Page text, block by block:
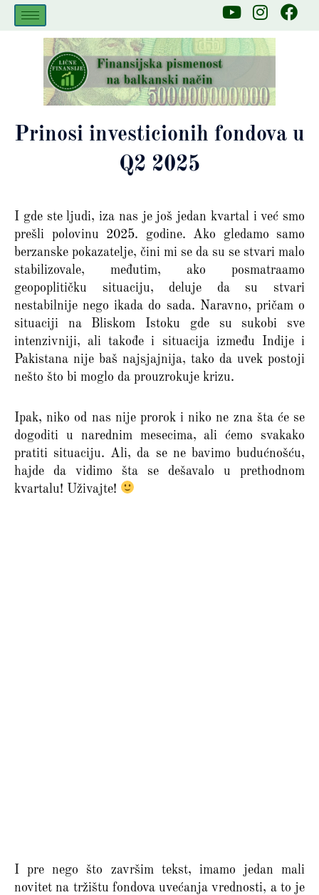
Skip
Y
u
b
I
s
g
a
F
k
Prinosi investicionih fondova u
Q2 2025
I gde ste ljudi, iza nas je još jedan kvartal i već smo
prešli polovinu 2025. godine. Ako gledamo samo
berzanske pokazatelje, čini mi se da su se stvari malo
stabilizovale, međutim, ako posmatraamo
geopoplitičku situaciju, deluje da su stvari
nestabilnije nego ikada do sada. Naravno, pričam o
situaciji na Bliskom Istoku gde su sukobi sve
intenzivniji, ali takođe i situacija između Indije i
Pakistana nije baš najsjajnija, tako da uvek postoji
nešto što bi moglo da prouzrokuje krizu.
Ipak, niko od nas nije prorok i niko ne zna šta će se
dogoditi u narednim mesecima, ali ćemo svakako
pratiti situaciju. Ali, da se ne bavimo budućnošću,
hajde da vidimo šta se dešavalo u prethodnom
kvartalu! Uživajte!
I pre nego što završim tekst, imamo jedan mali
novitet na tržištu fondova uvećanja vrednosti, a to je